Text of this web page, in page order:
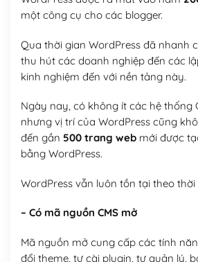
một công cụ cho các blogger.
Qua thời gian WordPress đã nhanh
thu hút các doanh nghiệp đến các
kinh nghiệm đến với nền tảng này.
Ngày nay, có không ít các hệ thống
nhưng vị trí của WordPress cũng
đến gần 500 trang webmới được
bằng WordPress.
WordPress vẫn luôn tồn tại theo thời
– Có mã nguồn CMS mở
Mã nguồn mở cung cấp các tính
đổi theme, tự cài plugin, tự quản lý,